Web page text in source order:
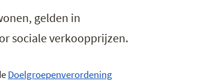
gelden in
sociale verkoopprijzen.
Doelgroepenverordening